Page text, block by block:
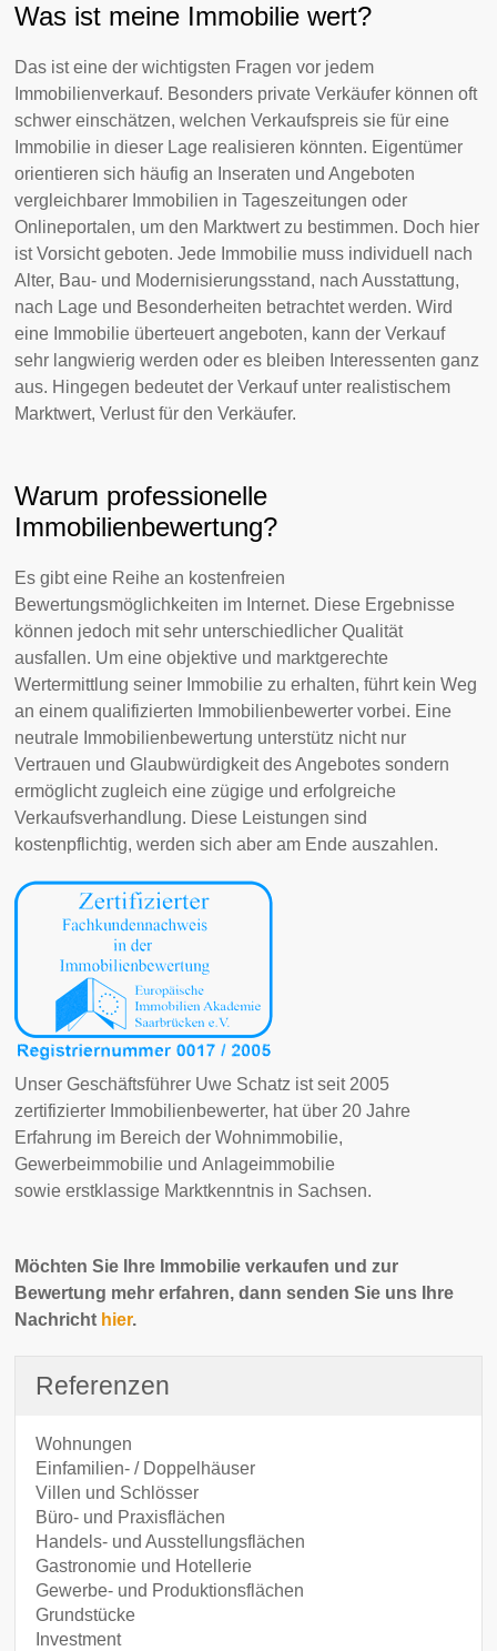
Was ist meine Immobilie wert?
Das ist eine der wichtigsten Fragen vor jedem
Immobilienverkauf. Besonders private Verkäufer können oft
schwer einschätzen, welchen Verkaufspreis sie für eine
Immobilie in dieser Lage realisieren könnten. Eigentümer
orientieren sich häufig an Inseraten und Angeboten
vergleichbarer Immobilien in Tageszeitungen oder
Onlineportalen, um den Marktwert zu bestimmen. Doch hier
ist Vorsicht geboten. Jede Immobilie muss individuell nach
Alter, Bau- und Modernisierungsstand, nach Ausstattung,
nach Lage und Besonderheiten betrachtet werden. Wird
eine Immobilie überteuert angeboten, kann der Verkauf
sehr langwierig werden oder es bleiben Interessenten ganz
aus. Hingegen bedeutet der Verkauf unter realistischem
Marktwert, Verlust für den Verkäufer.
Warum professionelle
Immobilienbewertung?
Es gibt eine Reihe an kostenfreien
Bewertungsmöglichkeiten im Internet. Diese Ergebnisse
können jedoch mit sehr unterschiedlicher Qualität
ausfallen. Um eine objektive und marktgerechte
Wertermittlung seiner Immobilie zu erhalten, führt kein Weg
an einem qualifizierten Immobilienbewerter vorbei. Eine
neutrale Immobilienbewertung unterstütz nicht nur
Vertrauen und Glaubwürdigkeit des Angebotes sondern
ermöglicht zugleich eine zügige und erfolgreiche
Verkaufsverhandlung. Diese Leistungen sind
kostenpflichtig, werden sich aber am Ende auszahlen.
Unser Geschäftsführer Uwe Schatz ist seit 2005
zertifizierter Immobilienbewerter, hat über 20 Jahre
Erfahrung im Bereich der Wohnimmobilie,
Gewerbeimmobilie und Anlageimmobilie
sowie erstklassige Marktkenntnis in Sachsen.
Möchten Sie Ihre Immobilie verkaufen und zur
Bewertung mehr erfahren, dann senden Sie uns Ihre
Nachricht hier.
Referenzen
Wohnungen
Einfamilien- / Doppelhäuser
Villen und Schlösser
Büro- und Praxisflächen
Handels- und Ausstellungsflächen
Gastronomie und Hotellerie
Gewerbe- und Produktionsflächen
Grundstücke
Investment